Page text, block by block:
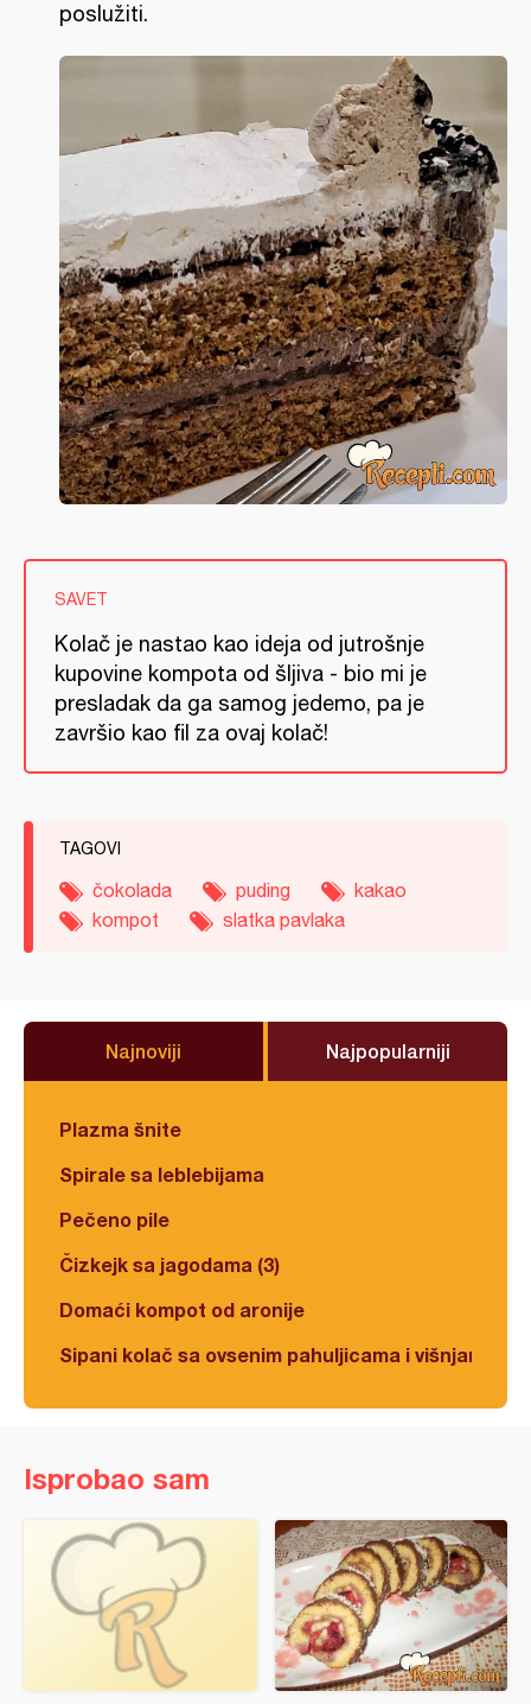
poslužiti.
SAVET
Kolač je nastao kao ideja od jutrošnje
kupovine kompota od šljiva - bio mi je
presladak da ga samog jedemo, pa je
završio kao fil za ovaj kolač!
TAGOVI
čokolada puding
kakao
kompot
slatka pavlaka
Najnoviji Najpopularniji
Plazma šnite
Spirale sa leblebijama
Pečeno pile
Čizkejk sa jagodama (3)
Domaći kompot od aronije
Sipani kolač sa ovsenim pahuljicama i višnjama
Isprobao sam